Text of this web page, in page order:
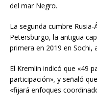
del mar Negro.
La segunda cumbre
Petersburgo, la antigua
primera en 2019 en Sochi,
El Kremlin indicó que «49
participación», y señaló
«fijará enfoques